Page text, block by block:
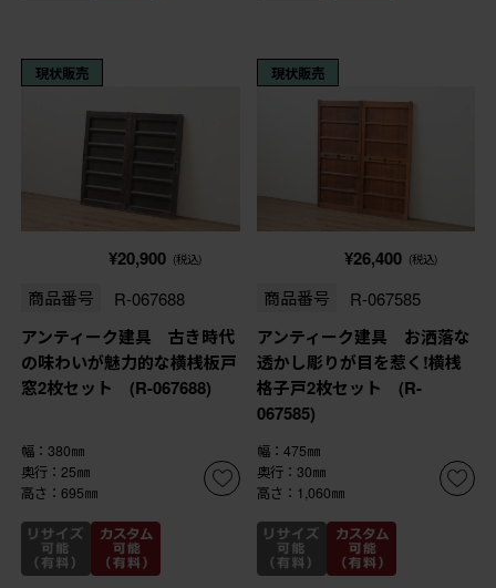
現状販売
¥20,900 (税込)
商品番号 R-067688
アンティーク建具 古き時代
の味わいが魅力的な横桟板戸
窓2枚セット (R-067688)
幅：380㎜
奥行：25㎜
高さ：695㎜
現状販売
¥26,400 (税込)
商品番号 R-067585
アンティーク建具 お洒落な
透かし彫りが目を惹く!横桟
格子戸2枚セット (R-
067585)
幅：475㎜
奥行：30㎜
高さ：1,060㎜